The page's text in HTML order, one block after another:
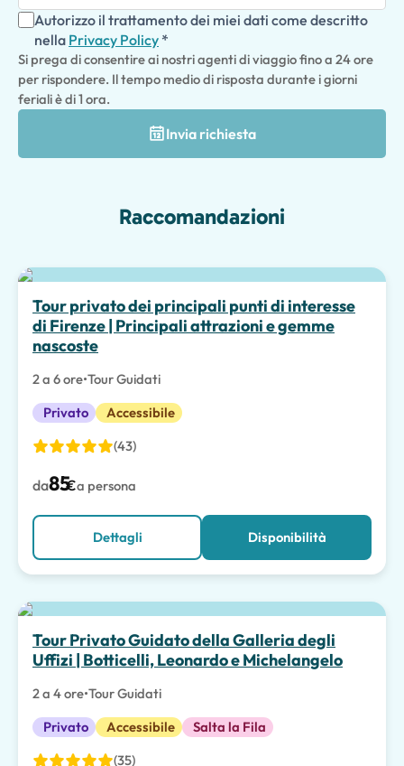
Autorizzo il trattamento dei miei dati come descritto
nella Privacy Policy *
Si prega di consentire ai nostri agenti di viaggio fino a 24 ore
per rispondere. Il tempo medio di risposta durante i giorni
feriali è di 1 ora.
Invia richiesta
Raccomandazioni
Tour privato dei principali punti di interesse
di Firenze | Principali attrazioni e gemme
nascoste
2 a 6 ore•Tour Guidati
Privato
Accessibile
(43)
da85€a persona
Dettagli Disponibilità
Scelta migliore
Tour Privato Guidato della Galleria degli
Uffizi | Botticelli, Leonardo e Michelangelo
2 a 4 ore•Tour Guidati
Privato
Accessibile
Salta la Fila
(35)